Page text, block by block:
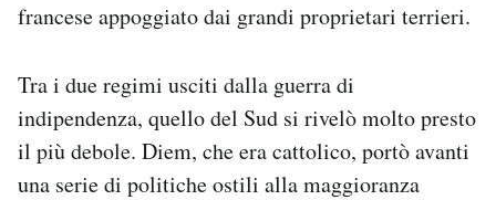
francese appoggiato dai grandi proprietari terrieri.
Tra i due regimi usciti dalla guerra di
indipendenza, quello del Sud si rivelò molto presto
il più debole. Diem, che era cattolico, portò avanti
una serie di politiche ostili alla maggioranza